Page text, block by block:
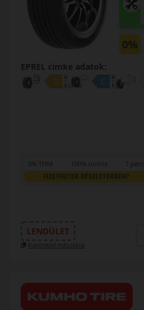
0%
EPREL cimke adatok:
0% THM 100% online 7 perc
FIZETHETEK RÉSZLETEKBEN?
LENDÜLET
Kuponkód másolása